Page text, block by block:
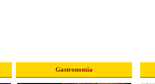
Gastronomia